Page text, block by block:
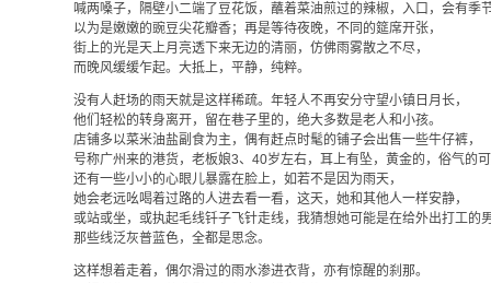
喊两嗓子，隔壁小二端了豆花饭，蘸着菜油煎过的辣椒，入口，会有季
以为是嫩嫩的豌豆尖花瓣香；再是等待夜晚，不同的筵席开张，
街上的光是天上月亮透下来无边的清丽，仿佛雨雾散之不尽，
而晚风缓缓乍起。大抵上，平静，纯粹。
没有人赶场的雨天就是这样稀疏。年轻人不再安分守望小镇日月长，
他们轻松的转身离开，留在巷子里的，绝大多数是老人和小孩。
店铺多以菜米油盐副食为主，偶有赶点时髦的铺子会出售一些牛仔裤，
号称广州来的港货，老板娘3、40岁左右，耳上有坠，黄金的，俗气的可
还有一些小小的心眼儿暴露在脸上，如若不是因为雨天，
她会老远吆喝着过路的人进去看一看，这天，她和其他人一样安静，
或站或坐，或执起毛线钎子飞针走线，我猜想她可能是在给外出打工的
那些线泛灰普蓝色，全都是思念。
这样想着走着，偶尔滑过的雨水渗进衣背，亦有惊醒的刹那。